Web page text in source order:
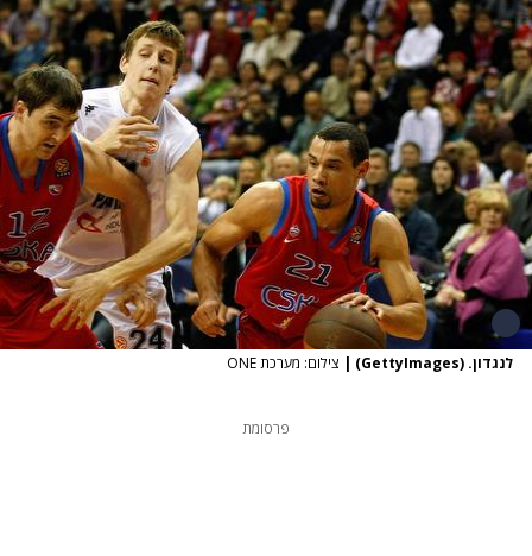
לנגדון. (GettyImages) | צילום: מערכת ONE
פרסומת